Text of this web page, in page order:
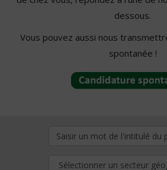
dessous.
Vous pouvez aussi nous
spontanée !